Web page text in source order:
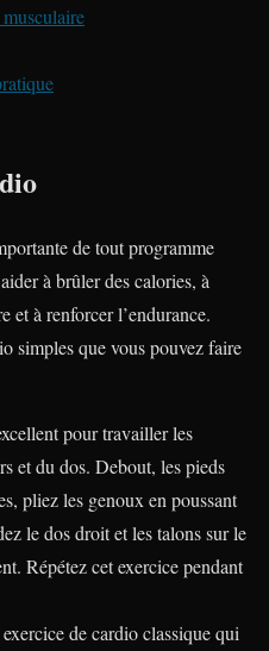
de tout programme
à brûler des calories, à
et à renforcer l’endurance.
simples que vous pouvez faire
pour travailler les
et du dos. Debout, les pieds
pliez les genoux en poussant
le dos droit et les talons sur le
Répétez cet exercice pendant
exercice de cardio classique qui